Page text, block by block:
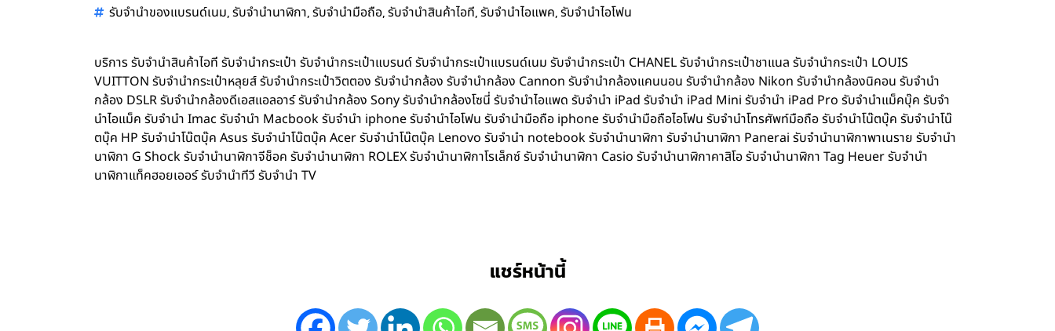
รับจำนำของแบรนด์เนม,รับจำนำนาฬิกา,รับจำนำมือถือ,รับจำนำสินค้าไอที,รับจำนำไอแพค,รับจำนำไอโฟน
บริการ รับจำนำสินค้าไอที รับจำนำกระเป๋า รับจำนำกระเป๋าแบรนด์ รับจำนำกระเป๋าแบรนด์เนม รับจำนำกระเป๋า CHANEL รับจำนำกระเป๋าชาแนล รับจำนำกระเป๋า LOUIS
VUITTON รับจำนำกระเป๋าหลุยส์ รับจำนำกระเป๋าวิตตอง รับจำนำกล้อง รับจำนำกล้อง Cannon รับจำนำกล้องแคนนอน รับจำนำกล้อง Nikon รับจำนำกล้องนิคอน รับจำนำ
กล้อง DSLR รับจำนำกล้องดีเอสแอลอาร์ รับจำนำกล้อง Sony รับจำนำกล้องโซนี่ รับจำนำไอแพด รับจำนำ iPad รับจำนำ iPad Mini รับจำนำ iPad Pro รับจำนำแม็คบุ๊ค รับจำ
นำไอแม็ค รับจำนำ Imac รับจำนำ Macbook รับจำนำ iphone รับจำนำไอโฟน รับจำนำมือถือ iphone รับจำนำมือถือไอโฟน รับจำนำโทรศัพท์มือถือ รับจำนำโน๊ตบุ๊ค รับจำนำโน๊
ตบุ๊ค HP รับจำนำโน๊ตบุ๊ค Asus รับจำนำโน๊ตบุ๊ค Acer รับจำนำโน๊ตบุ๊ค Lenovo รับจำนำ notebook รับจำนำนาฬิกา รับจำนำนาฬิกา Panerai รับจำนำนาฬิกาพาเนราย รับจำนำ
นาฬิกา G Shock รับจำนำนาฬิกาจีช็อค รับจำนำนาฬิกา ROLEX รับจำนำนาฬิกาโรเล็กซ์ รับจำนำนาฬิกา Casio รับจำนำนาฬิกาคาสิโอ รับจำนำนาฬิกา Tag Heuer รับจำนำ
นาฬิกาแท็คฮอยเออร์ รับจำนำทีวี รับจำนำ TV
แชร์หน้านี้